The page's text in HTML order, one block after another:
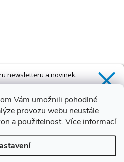
Vám umožnili pohodlné
provozu webu neustále
a použitelnost. Více informací
newsletteru a novinek.
a také exkluzivní přístup k
speciálním nabídkám.*
se přihlásit
osobních údajů